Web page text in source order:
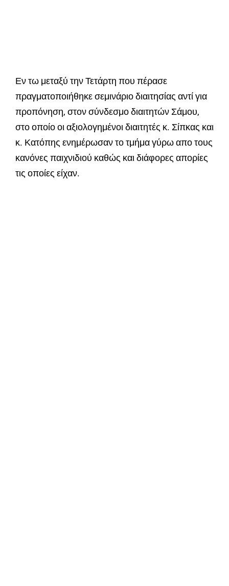
Εν τω μεταξύ την Τετάρτη που πέρασε
πραγματοποιήθηκε σεμινάριο διαιτησίας αντί για
προπόνηση, στον σύνδεσμο διαιτητών Σάμου,
στο οποίο οι αξιολογημένοι διαιτητές κ. Σίπκας και
κ. Κατόπης ενημέρωσαν το τμήμα γύρω απο τους
κανόνες παιχνιδιού καθώς και διάφορες απορίες
τις οποίες είχαν.